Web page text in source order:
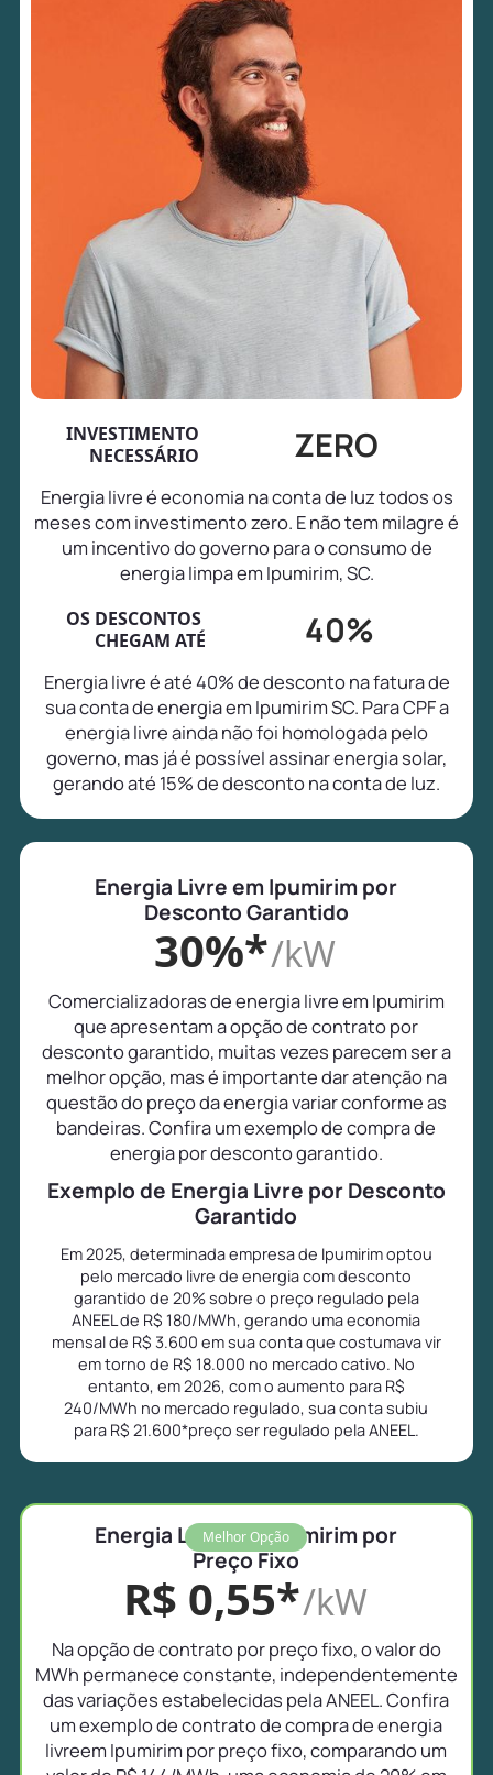
INVESTIMENTO
NECESSÁRIO
ZERO
Energia livre é economia na conta de luz todos os
meses com investimento zero. E não tem milagre é
um incentivo do governo para o consumo de
energia limpa em Ipumirim, SC.
OS DESCONTOS
CHEGAM ATÉ
40%
Energia livre é até 40% de desconto na fatura de
sua conta de energia em Ipumirim SC. Para CPF a
energia livre ainda não foi homologada pelo
governo, mas já é possível assinar energia solar,
gerando até 15% de desconto na conta de luz.
Energia Livre em Ipumirim por
Desconto Garantido
30%*/kW
Comercializadoras de energia livre em Ipumirim
que apresentam a opção de contrato por
desconto garantido, muitas vezes parecem ser a
melhor opção, mas é importante dar atenção na
questão do preço da energia variar conforme as
bandeiras. Confira um exemplo de compra de
energia por desconto garantido.
Exemplo de Energia Livre por Desconto
Garantido
Em 2025, determinada empresa de Ipumirim optou
pelo mercado livre de energia com desconto
garantido de 20% sobre o preço regulado pela
ANEEL de R$ 180/MWh, gerando uma economia
mensal de R$ 3.600 em sua conta que costumava vir
em torno de R$ 18.000 no mercado cativo. No
entanto, em 2026, com o aumento para R$
240/MWh no mercado regulado, sua conta subiu
para R$ 21.600*preço ser regulado pela ANEEL.
Melhor Opção
Energia Livre em Ipumirim por
Preço Fixo
R$ 0,55*/kW
Na opção de contrato por preço fixo, o valor do
MWh permanece constante, independentemente
das variações estabelecidas pela ANEEL. Confira
um exemplo de contrato de compra de energia
livreem Ipumirim por preço fixo, comparando um